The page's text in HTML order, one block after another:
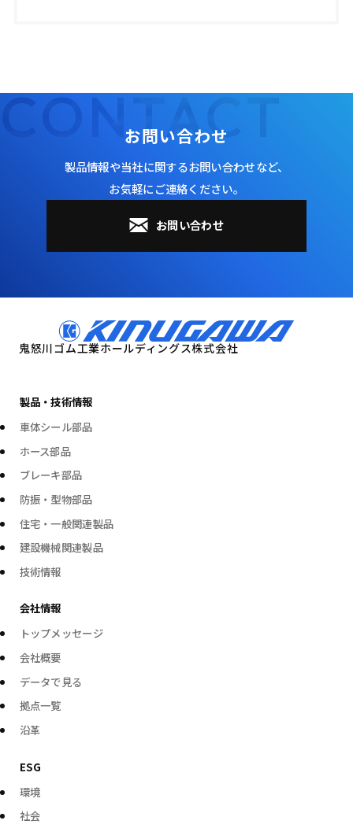
お問い合わせ
製品情報や当社に関するお問い合わせなど、
⁨お気軽にご連絡ください。
お問い合わせ
CONTACT
製品・技術情報
車体シール部品
ホース部品
ブレーキ部品
防振・型物部品
住宅・一般関連製品
建設機械関連製品
技術情報
会社情報
トップメッセージ
会社概要
データで見る
拠点一覧
沿革
ESG
環境
社会